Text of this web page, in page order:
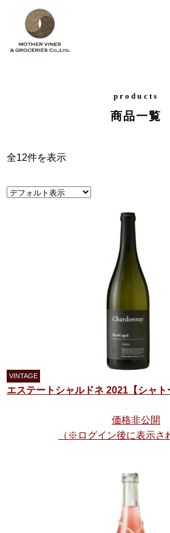
products
商品一覧
全12件を表示
エステートシャルドネ 2021【シャト
価格非公開
（※ログイン後に表示さ